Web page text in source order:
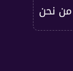
من نحن